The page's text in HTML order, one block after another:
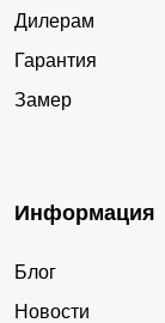
Дилерам
Гарантия
Замер
Информация
Блог
Новости